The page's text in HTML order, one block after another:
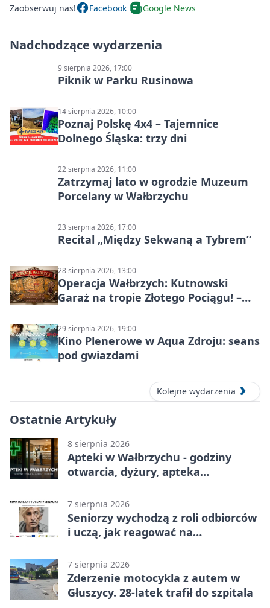
Zaobserwuj nas! Facebook Google News
Nadchodzące wydarzenia
9 sierpnia 2026, 17:00
Piknik w Parku Rusinowa
14 sierpnia 2026, 10:00
Poznaj Polskę 4x4 – Tajemnice
Dolnego Śląska: trzy dni
22 sierpnia 2026, 11:00
Zatrzymaj lato w ogrodzie Muzeum
Porcelany w Wałbrzychu
23 sierpnia 2026, 17:00
Recital „Między Sekwaną a Tybrem”
28 sierpnia 2026, 13:00
Operacja Wałbrzych: Kutnowski
Garaż na tropie Złotego Pociągu! –
29 sierpnia 2026, 19:00
Kino Plenerowe w Aqua Zdroju: seans
pod gwiazdami
Kolejne wydarzenia
Ostatnie Artykuły
8 sierpnia 2026
Apteki w Wałbrzychu - godziny
otwarcia, dyżury, apteka
7 sierpnia 2026
Seniorzy wychodzą z roli odbiorców
i uczą, jak reagować na
7 sierpnia 2026
Zderzenie motocykla z autem w
Głuszycy. 28-latek trafił do szpitala